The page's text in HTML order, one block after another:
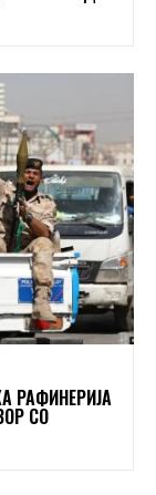
РАФИНЕРИЈА
СО